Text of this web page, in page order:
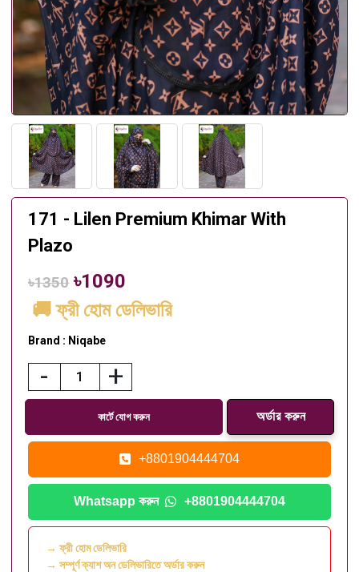
171 - Lilen Premium Khimar With
Plazo
৳1350 ৳1090
🚚 ফ্রী হোম ডেলিভারি
Brand : Niqabe
- +
কার্টে যোগ করুন
+8801904444704
Whatsapp করুন +8801904444704
→ ফ্রী হোম ডেলিভারি
→ সম্পূর্ণ ক্যাশ অন ডেলিভারিতে অর্ডার করুন